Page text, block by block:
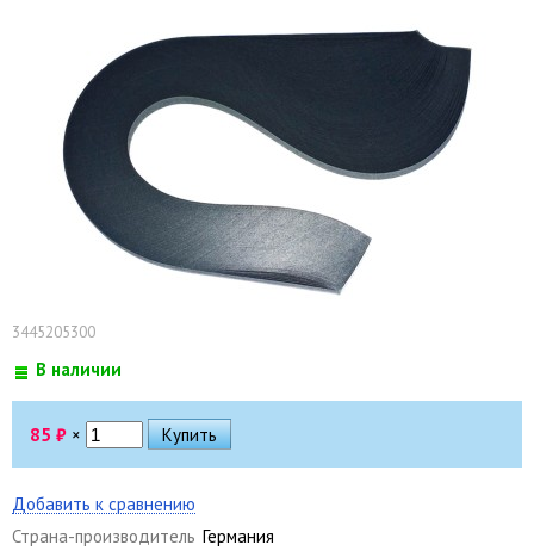
3445205300
В наличии
85 ₽ ×
Добавить к сравнению
Страна-производитель Германия